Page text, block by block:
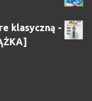
klasyczną -